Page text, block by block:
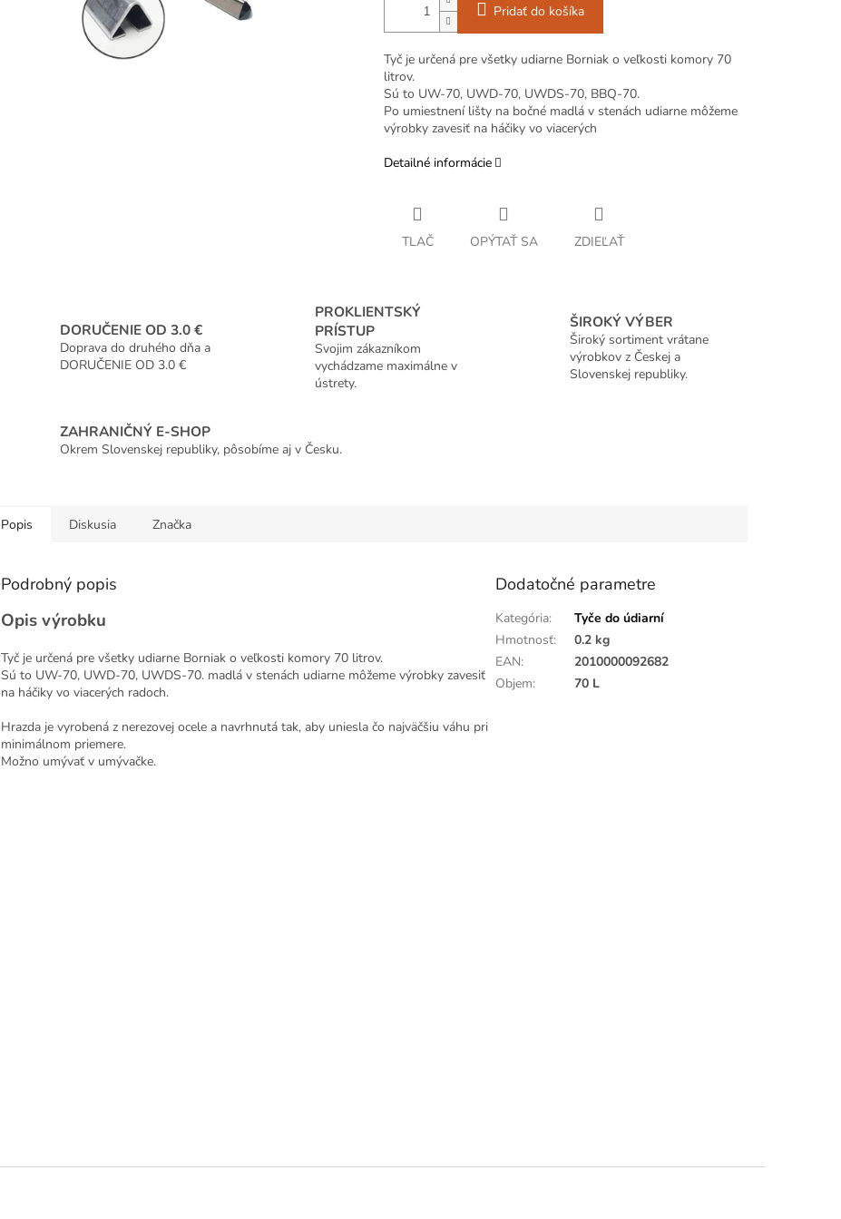
Pridať do košíka
Tyč je určená pre všetky udiarne Borniak o veľkosti komory 70
litrov.
Sú to UW-70, UWD-70, UWDS-70, BBQ-70.
Po umiestnení lišty na bočné madlá v stenách udiarne môžeme
výrobky zavesiť na háčiky vo viacerých
Detailné informácie
TLAČ OPÝTAŤ SA ZDIEĽAŤ
DORUČENIE OD 3.0 €
Doprava do druhého dňa a
DORUČENIE OD 3.0 €
PROKLIENTSKÝ
PRÍSTUP
Svojim zákazníkom
vychádzame maximálne v
ústrety.
ŠIROKÝ VÝBER
Široký sortiment vrátane
výrobkov z Českej a
Slovenskej republiky.
ZAHRANIČNÝ E-SHOP
Okrem Slovenskej republiky, pôsobíme aj v Česku.
Popis Diskusia Značka
Podrobný popis
Opis výrobku
Tyč je určená pre všetky udiarne Borniak o veľkosti komory 70 litrov.
Sú to UW-70, UWD-70, UWDS-70. madlá v stenách udiarne môžeme výrobky zavesiť
na háčiky vo viacerých radoch.
Hrazda je vyrobená z nerezovej ocele a navrhnutá tak, aby uniesla čo najväčšiu váhu pri
minimálnom priemere.
Možno umývať v umývačke.
Dodatočné parametre
Kategória:
Tyče do údiarní
Hmotnosť:
0.2 kg
EAN:
2010000092682
Objem: 70 L